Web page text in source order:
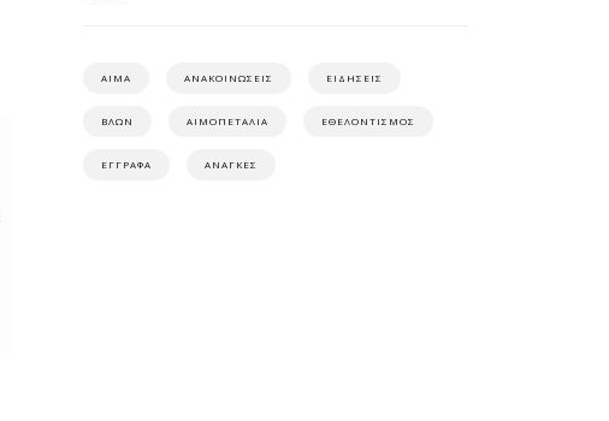
ΑΙΜΑ ΑΝΑΚΟΙΝΩΣΕΙΣ ΕΙΔΗΣΕΙΣ
ΒΛΩΝ ΑΙΜΟΠΕΤΑΛΙΑ ΕΘΕΛΟΝΤΙΣΜΟΣ
ΕΓΓΡΑΦΑ ΑΝΑΓΚΕΣ